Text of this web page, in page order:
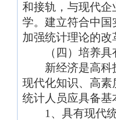
和接轨，与现代
学。建立符合中
加强统计理论的
（四）培养具
新经济是高科技
现代化知识、高
统计人员应具备基
1、具有现代统